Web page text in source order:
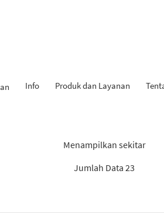
Info Produk dan Layanan
Menampilkan sekitar
Jumlah Data 23